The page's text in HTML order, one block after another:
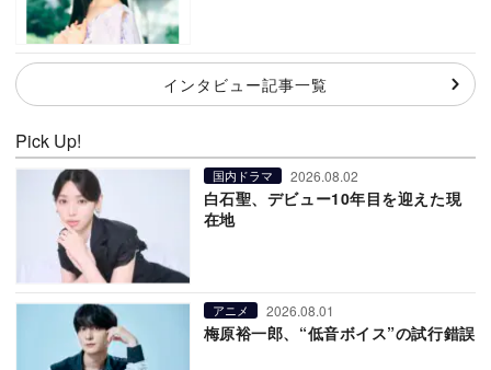
インタビュー記事一覧
Pick Up!
国内ドラマ 2026.08.02
白石聖、デビュー10年目を迎えた現
在地
アニメ 2026.08.01
梅原裕一郎、“低音ボイス”の試行錯誤